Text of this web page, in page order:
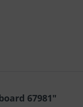
67981"